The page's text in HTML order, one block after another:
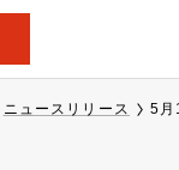
ニュースリリース 5月